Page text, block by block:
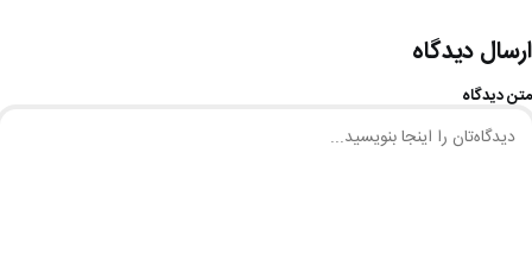
ارسال دیدگاه
متن دیدگاه